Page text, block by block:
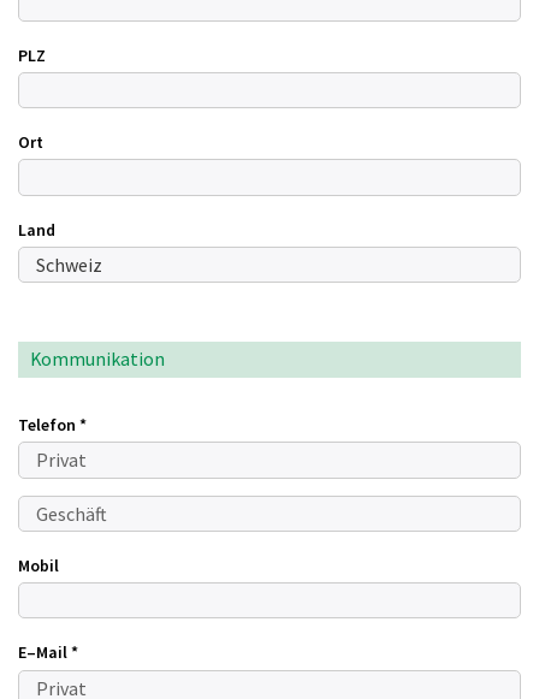
PLZ
Ort
Land
Kommunikation
Telefon *
Mobil
E–Mail*